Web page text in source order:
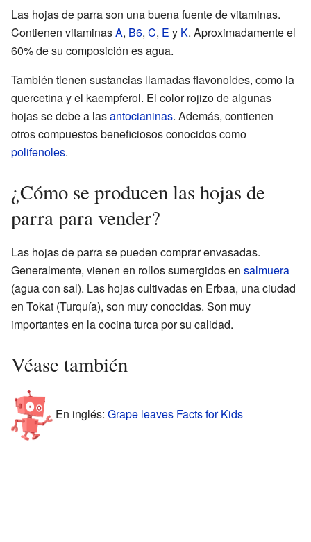
Las hojas de parra son una buena fuente de vitaminas.
Contienen vitaminasA, B6, C, E y K. Aproximadamente el
60% de su composición es agua.
También tienen sustancias llamadas flavonoides, como la
quercetina y el kaempferol. El color rojizo de algunas
hojas se debe a lasantocianinas. Además, contienen
otros compuestos beneficiosos conocidos como
polifenoles.
¿Cómo se producen las hojas de
parra para vender?
Las hojas de parra se pueden comprar envasadas.
Generalmente, vienen en rollos sumergidos en salmuera
(agua con sal). Las hojas cultivadas en Erbaa, una ciudad
en Tokat (Turquía), son muy conocidas. Son muy
importantes en la cocina turca por su calidad.
Véase también
En inglés: Grape leaves Facts for Kids